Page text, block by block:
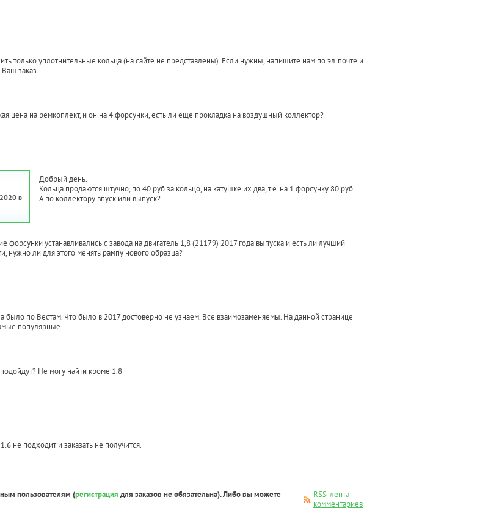
только уплотнительные кольца (на сайте не представлены). Если нужны, напишите нам по эл.почте и
заказ.
цена на ремкоплект, и он на 4 форсунки, есть ли еще прокладка на воздушный коллектор?
в
Добрый день.
Кольца продаются штучно, по 40 руб за кольцо, на катушке их два, т.е. на 1 форсунку 80 руб.
А по коллектору впуск или выпуск?
форсунки устанавливались с завода на двигатель 1,8 (21179) 2017 года выпуска и есть ли лучший
нужно ли для этого менять рампу нового образца?
было по Вестам. Что было в 2017 достоверно не узнаем. Все взаимозаменяемы. На данной странице
популярные.
Не могу найти кроме 1.8
не подходит и заказать не получится.
пользователям (регистрация для заказов не обязательна). Либо вы можете
RSS-лента
комментариев